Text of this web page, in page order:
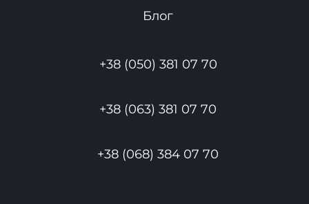
Блог
+38 (050) 381 07 70
+38 (063) 381 07 70
+38 (068) 384 07 70